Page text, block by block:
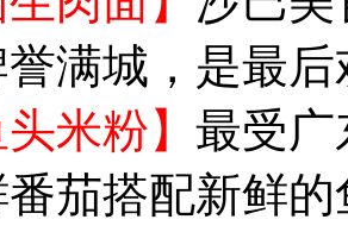
满城，是最
米粉】 最受广
茄搭配新鲜